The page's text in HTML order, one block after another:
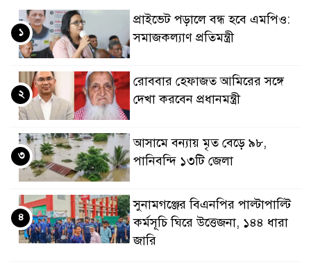
প্রাইভেট পড়ালে বন্ধ হবে এমপিও:
সমাজকল্যাণ প্রতিমন্ত্রী
১
রোববার হেফাজত আমিরের সঙ্গে
দেখা করবেন প্রধানমন্ত্রী
২
আসামে বন্যায় মৃত বেড়ে ৯৮,
পানিবন্দি ১৩টি জেলা
৩
সুনামগঞ্জের বিএনপির পাল্টাপাল্টি
কর্মসূচি ঘিরে উত্তেজনা, ১৪৪ ধারা
জারি
৪